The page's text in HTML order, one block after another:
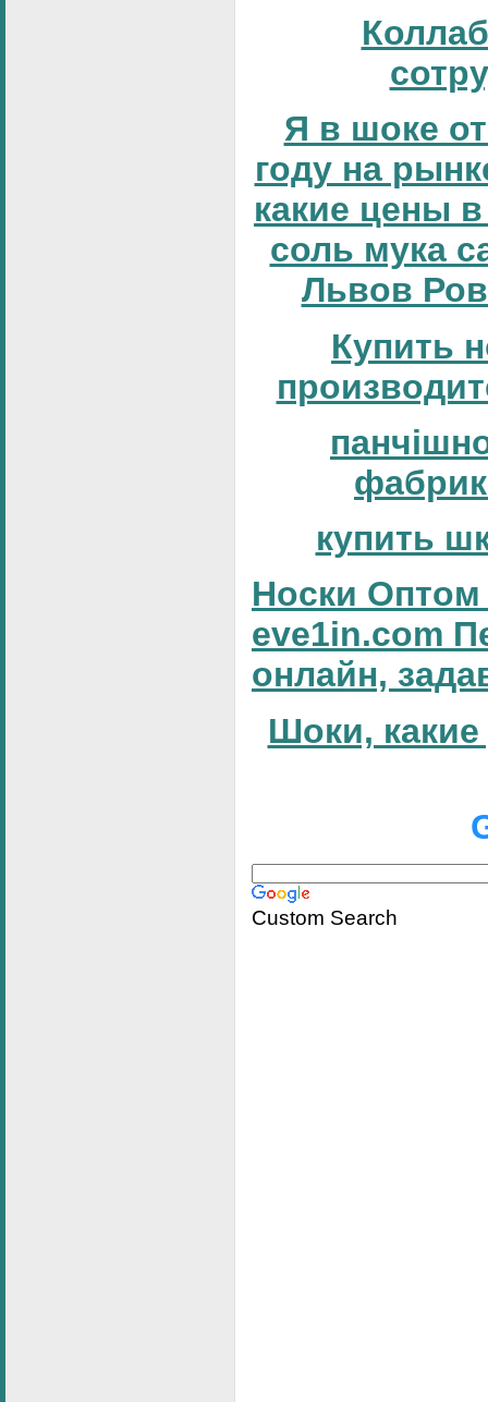
Я в шоке
году на
какие цены
соль мука
Львов
Купить
купить
Носки Оптом
eve1in.com
онлайн,
Шоки, какие
Custom Search